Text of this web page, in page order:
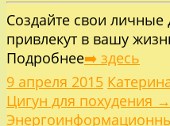
Отправить
Создайте свои
привлекут в вашу
Подробнее➡️ здесь
9 апреля 2015
Цигун для похудения →